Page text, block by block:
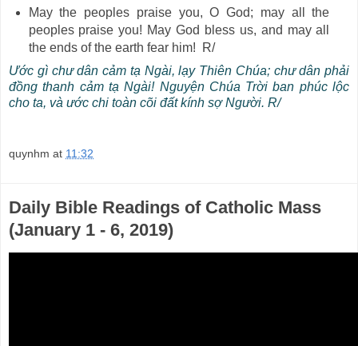
May the peoples praise you, O God; may all the
peoples praise you! May God bless us, and may all
the ends of the earth fear him! R/
Ước gì chư dân cảm tạ Ngài, lạy Thiên Chúa; chư dân phải
đồng thanh cảm tạ Ngài! Nguyện Chúa Trời ban phúc lộc
cho ta, và ước chi toàn cõi đất kính sợ Người. R/
quynhm at 11:32
Daily Bible Readings of Catholic Mass
(January 1 - 6, 2019)